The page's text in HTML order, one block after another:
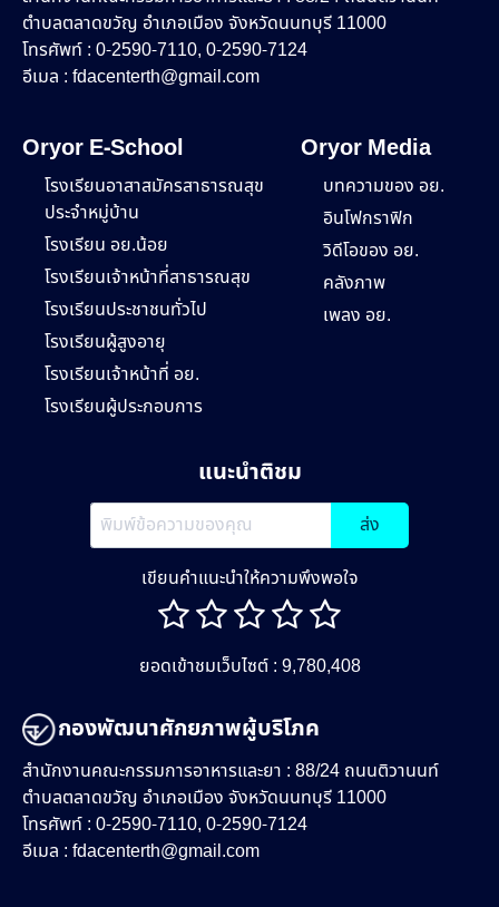
ตำบลตลาดขวัญ อำเภอเมือง จังหวัดนนทบุรี 11000
โทรศัพท์ : 0-2590-7110, 0-2590-7124
อีเมล : fdacenterth@gmail.com
Oryor E-School
โรงเรียนอาสาสมัครสาธารณสุข
ประจำหมู่บ้าน
โรงเรียน อย.น้อย
โรงเรียนเจ้าหน้าที่สาธารณสุข
โรงเรียนประชาชนทั่วไป
โรงเรียนผู้สูงอายุ
โรงเรียนเจ้าหน้าที่ อย.
โรงเรียนผู้ประกอบการ
Oryor Media
บทความของ อย.
อินโฟกราฟิก
วิดีโอของ อย.
คลังภาพ
เพลง อย.
แนะนำติชม
ส่ง
เขียนคำแนะนำให้ความพึงพอใจ
ยอดเข้าชมเว็บไซต์ : 9,780,408
กองพัฒนาศักยภาพผู้บริโภค
สำนักงานคณะกรรมการอาหารและยา : 88/24 ถนนติวานนท์
ตำบลตลาดขวัญ อำเภอเมือง จังหวัดนนทบุรี 11000
โทรศัพท์ : 0-2590-7110, 0-2590-7124
อีเมล : fdacenterth@gmail.com